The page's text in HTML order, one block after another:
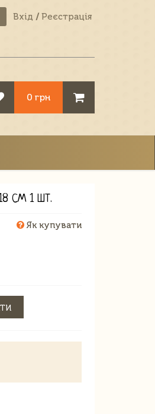
Вхід / Реєстрація
0 грн
СМ 1 ШТ.
Як купувати